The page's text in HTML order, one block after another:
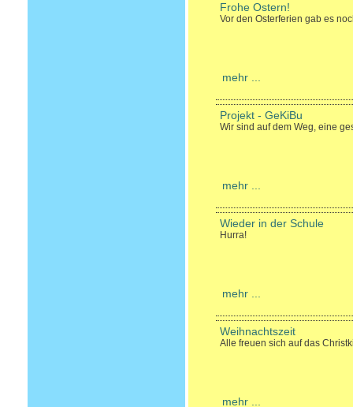
Frohe Ostern!
Vor den Osterferien gab es
mehr ...
Projekt - GeKiBu
Wir sind auf dem Weg, eine
mehr ...
Wieder in der Schule
Hurra!
mehr ...
Weihnachtszeit
Alle freuen sich auf das
mehr ...